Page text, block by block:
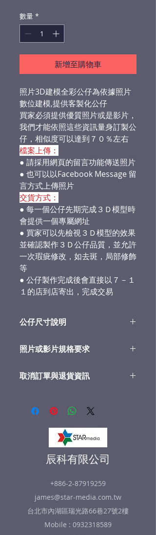
數量 *
新增至購物車
照片3D建模全彩公仔為依據照片
數位建模,提供客製化公仔
買家必須提供優質照片或是影片，
我們才能依照這些資訊量身訂製公
仔，相似度可以達到７０％左右
檔案上傳：
● 請採用網頁的留言功能傳送照片
● 也可以以Facebook Message 留
言方式上傳照片
交貨方式：
● 每一個公仔先期完成３Ｄ模型時
會提供一個專屬網址
● 買家可以先檢視３Ｄ模型的效果
並確認製作３Ｄ公仔品質，並允許
一次瑕疵修改，如去斑，局部修飾
等
● 公仔製作完成後會直接以７－１
１的店到店寄出，完成交易
公仔尺寸說明
成，墨水層有一定的厚度不易褪
擦拭
照片或影片規格要求
以上，如果僅有一張，請提供光線
製作，無法指定變更髮型或是髮色
用手機拍照時，請用２倍放大，並
避免光線不均，請在光線充足地
方，正面側面同一表情各拍一張
也可以用手機錄影，環繞頭部一
照片建模會先以3D模型確認是否接
拒絕取消訂單或是退貨
取消訂單與退貨資訊
提供一個專屬網址，買家可以先檢
視３Ｄ模型的效果並確認製作３Ｄ
如去斑，局部修飾等
當３Ｄ模型未能滿足需求，買家可
以終止交易，公司將會安排取消訂
單退回貨款
如收到貨後發現有瑕疵或是毀損，
可以拍照存證，經我們確認後予以
​辰科有限公司
+886-2-87919259
james@star-media.com.tw
​台北市內湖區瑞光路66巷27號2樓
Mobile : 0932318589